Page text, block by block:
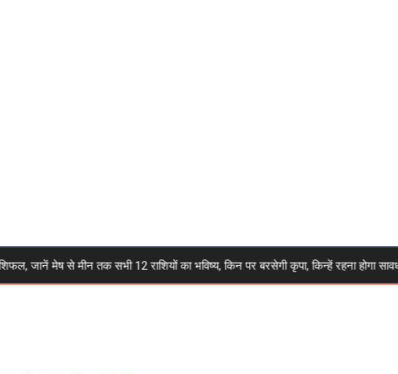
जानें मेष से मीन तक सभी 12 राशियों का भविष्य, किन पर बरसेगी कृपा, किन्हें रहना होगा सावधान